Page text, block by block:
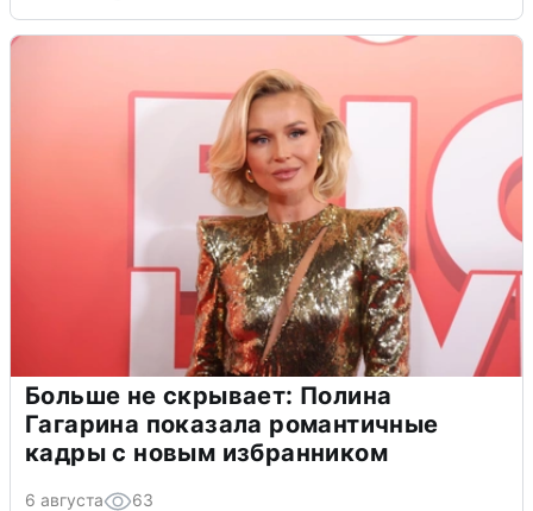
Больше не скрывает: Полина
Гагарина показала романтичные
кадры с новым избранником
6 августа 63